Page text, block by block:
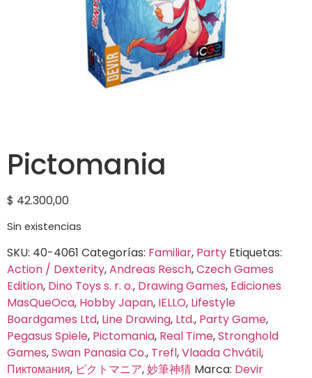
Pictomania
$ 42.300,00
Sin existencias
SKU: 40-4061 Categorías: Familiar, Party Etiquetas:
Action / Dexterity,Andreas Resch,Czech Games
Edition, Dino Toys s. r. o., Drawing Games, Ediciones
MasQueOca, Hobby Japan, IELLO, Lifestyle
Boardgames Ltd, Line Drawing, Ltd., Party Game,
Pegasus Spiele, Pictomania, Real Time,Stronghold
Games,Swan Panasia Co., Trefl,Vlaada Chvátil,
Пиктомания, ピクトマニア,妙筆神猜 Marca: Devir